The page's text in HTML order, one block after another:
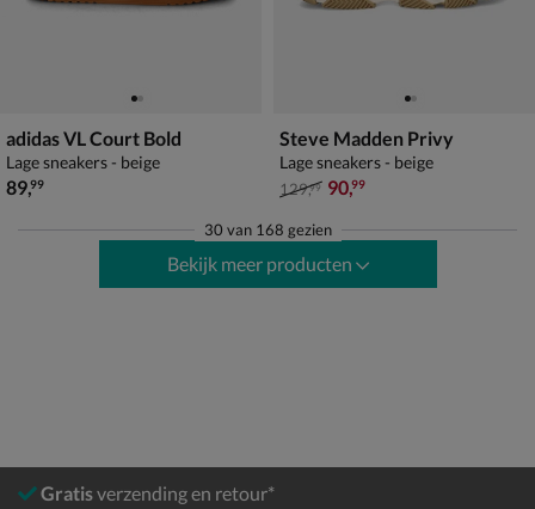
adidas VL Court Bold
Lage sneakers - beige
€ 89,99
89,99
Steve Madden Privy
Lage sneakers - beige
van € 129,99 voor € 90,99
129,99 90,99
30 van 168 gezien
Bekijk meer producten
Gratisverzending en retour*